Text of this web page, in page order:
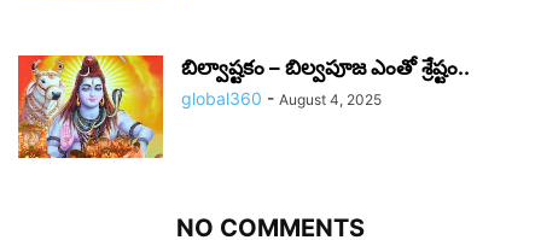
బిల్వాష్టకం – బిల్వపూజ ఎంతో శ్రేష్టం..
global360 - August 4, 2025
NO COMMENTS